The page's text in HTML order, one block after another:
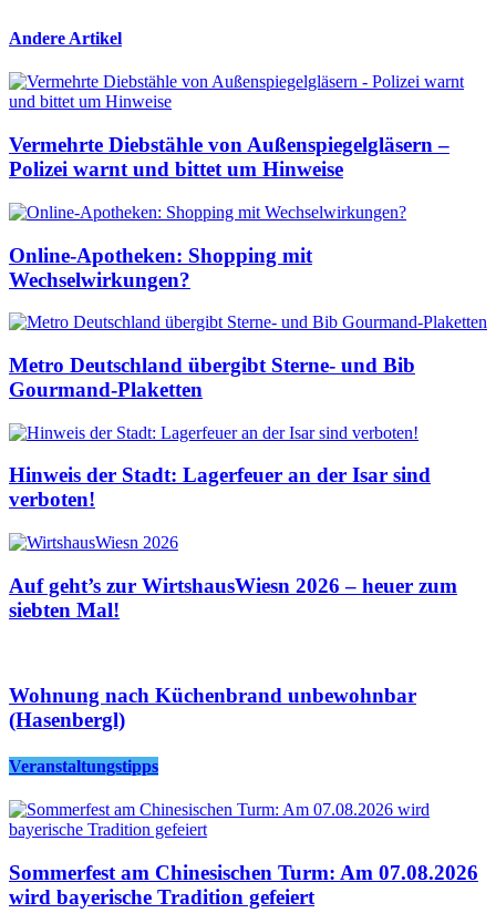
Andere Artikel
Vermehrte Diebstähle von Außenspiegelgläsern –
Polizei warnt und bittet um Hinweise
Online-Apotheken: Shopping mit
Wechselwirkungen?
Metro Deutschland übergibt Sterne- und Bib
Gourmand-Plaketten
Hinweis der Stadt: Lagerfeuer an der Isar sind
verboten!
Auf geht’s zur WirtshausWiesn 2026 – heuer zum
siebten Mal!
Wohnung nach Küchenbrand unbewohnbar
(Hasenbergl)
Veranstaltungstipps
Sommerfest am Chinesischen Turm: Am 07.08.2026
wird bayerische Tradition gefeiert